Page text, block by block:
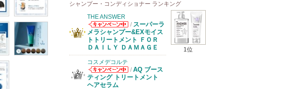
シャンプー・コンディショナー ランキング
1位
THE ANSWER
THE ANSWER
からのお知らせ
があります
/ スーパーラ
メラシャンプー&EXモイス
トトリートメント ＦＯＲ
ＤＡＩＬＹ ＤＡＭＡＧＥ
コスメデコルテ
コスメデコルテ
からのお知らせ
/ AQ ブース
ティング トリートメント
ヘアセラム